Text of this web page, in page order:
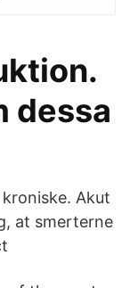
dessa
Akut
at smerterne